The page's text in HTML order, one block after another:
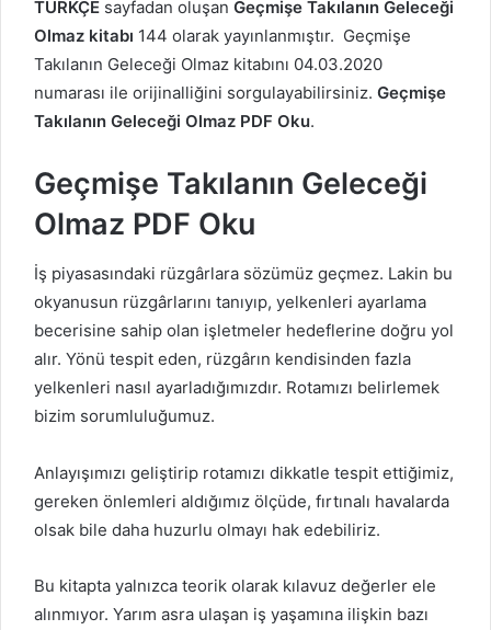
TÜRKÇE sayfadan oluşan Geçmişe Takılanın Geleceği
Olmaz kitabı 144 olarak yayınlanmıştır. Geçmişe
Takılanın Geleceği Olmaz kitabını 04.03.2020
numarası ile orijinalliğini sorgulayabilirsiniz. Geçmişe
Takılanın Geleceği Olmaz PDF Oku.
Geçmişe Takılanın Geleceği
Olmaz PDF Oku
İş piyasasındaki rüzgârlara sözümüz geçmez. Lakin bu
okyanusun rüzgârlarını tanıyıp, yelkenleri ayarlama
becerisine sahip olan işletmeler hedeflerine doğru yol
alır. Yönü tespit eden, rüzgârın kendisinden fazla
yelkenleri nasıl ayarladığımızdır. Rotamızı belirlemek
bizim sorumluluğumuz.
Anlayışımızı geliştirip rotamızı dikkatle tespit ettiğimiz,
gereken önlemleri aldığımız ölçüde, fırtınalı havalarda
olsak bile daha huzurlu olmayı hak edebiliriz.
Bu kitapta yalnızca teorik olarak kılavuz değerler ele
alınmıyor. Yarım asra ulaşan iş yaşamına ilişkin bazı